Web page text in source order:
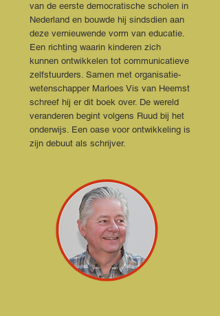
van de eerste democratische scholen in
Nederland en bouwde hij sindsdien aan
deze vernieuwende vorm van educatie.
Een richting waarin kinderen zich
kunnen ontwikkelen tot communicatieve
zelfstuurders. Samen met organisatie-
wetenschapper Marloes Vis van Heemst
schreef hij er dit boek over. De wereld
veranderen begint volgens Ruud bij het
onderwijs. Een oase voor ontwikkeling is
zijn debuut als schrijver.